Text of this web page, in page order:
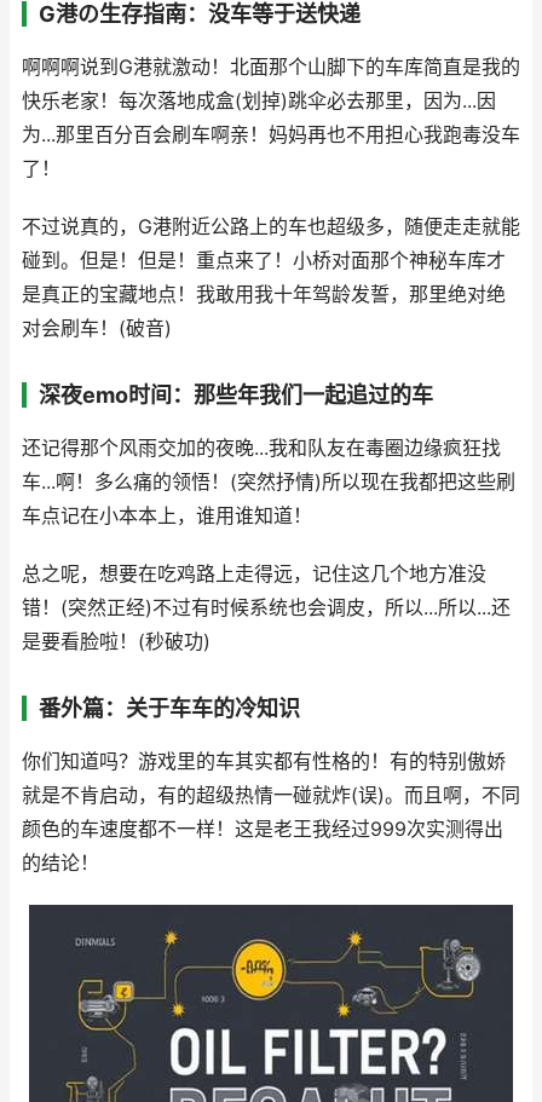
G港の生存指南：没车等于送快递
啊啊啊说到G港就激动！北面那个山脚下的车库简直是我的
快乐老家！每次落地成盒(划掉)跳伞必去那里，因为...因
为...那里百分百会刷车啊亲！妈妈再也不用担心我跑毒没车
了！
不过说真的，G港附近公路上的车也超级多，随便走走就能
碰到。但是！但是！重点来了！小桥对面那个神秘车库才
是真正的宝藏地点！我敢用我十年驾龄发誓，那里绝对绝
对会刷车！(破音)
深夜emo时间：那些年我们一起追过的车
还记得那个风雨交加的夜晚...我和队友在毒圈边缘疯狂找
车...啊！多么痛的领悟！(突然抒情)所以现在我都把这些刷
车点记在小本本上，谁用谁知道！
总之呢，想要在吃鸡路上走得远，记住这几个地方准没
错！(突然正经)不过有时候系统也会调皮，所以...所以...还
是要看脸啦！(秒破功)
番外篇：关于车车的冷知识
你们知道吗？游戏里的车其实都有性格的！有的特别傲娇
就是不肯启动，有的超级热情一碰就炸(误)。而且啊，不同
颜色的车速度都不一样！这是老王我经过999次实测得出
的结论！